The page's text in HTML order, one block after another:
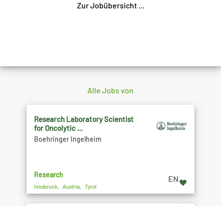
Zur Jobübersicht ...
Alle Jobs von
Research Laboratory Scientist
for Oncolytic ...
Boehringer Ingelheim
Research
Innsbruck, Austria, Tyrol
EN